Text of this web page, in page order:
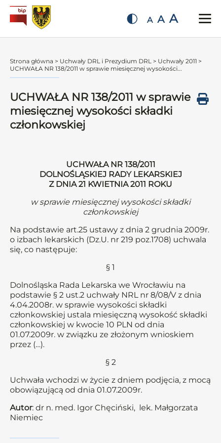
A A A
Strona główna > Uchwały DRL i Prezydium DRL > Uchwały 2011 >
UCHWAŁA NR 138/2011 w sprawie miesięcznej wysokości...
UCHWAŁA NR 138/2011 w sprawie
miesięcznej wysokości składki
członkowskiej
UCHWAŁA NR 138/2011
DOLNOŚLĄSKIEJ RADY LEKARSKIEJ
Z DNIA 21 KWIETNIA 2011 ROKU
w sprawie miesięcznej wysokości składki
członkowskiej
Na podstawie art.25 ustawy z dnia 2 grudnia 2009r.
o izbach lekarskich (Dz.U. nr 219 poz.1708) uchwala
się, co następuje:
§ 1
Dolnośląska Rada Lekarska we Wrocławiu na
podstawie § 2 ust.2 uchwały NRL nr 8/08/V z dnia
4.04.2008r. w sprawie wysokości składki
członkowskiej ustala miesięczną wysokość składki
członkowskiej w kwocie 10 PLN od dnia
01.07.2009r. w związku ze złożonym wnioskiem
przez (…).
§ 2
Uchwała wchodzi w życie z dniem podjęcia, z mocą
obowiązującą od dnia 01.07.2009r.
Autor: dr n. med. Igor Chęciński, lek. Małgorzata
Niemiec